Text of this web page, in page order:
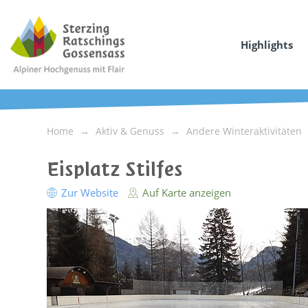
Highlights
Home Aktiv & Genuss Andere Winteraktivitäten
Eisplatz Stilfes
Zur Website Auf Karte anzeigen